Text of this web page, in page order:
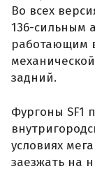
Во всех
136-сильным
работающим
задний.
Фургоны SF1
условиях
заезжать на